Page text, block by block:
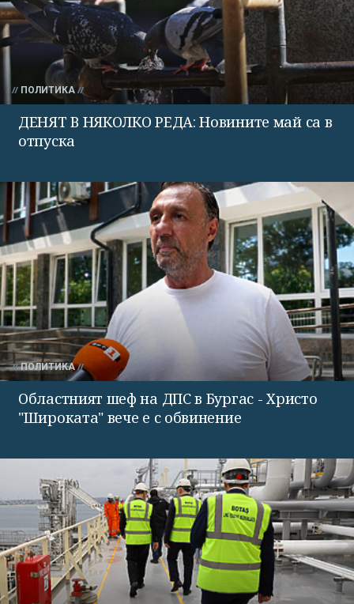
ПОЛИТИКА
ДЕНЯТ В НЯКОЛКО РЕДА: Новините май са в
отпуска
ПОЛИТИКА
Областният шеф на ДПС в Бургас - Христо
"Широката" вече е с обвинение